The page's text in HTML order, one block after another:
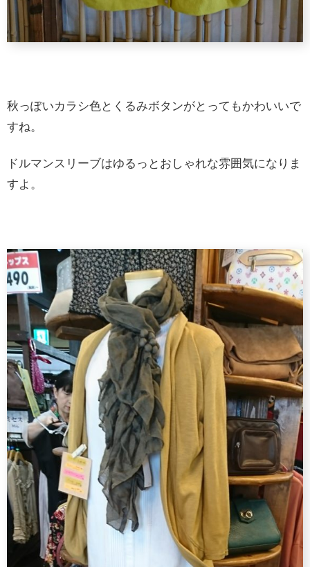
秋っぽいカラシ色とくるみボタンがとってもかわいいで
すね。
ドルマンスリーブはゆるっとおしゃれな雰囲気になりま
すよ。